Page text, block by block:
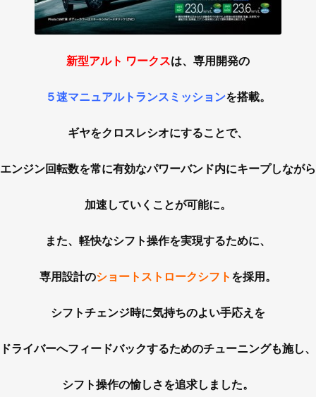
新型アルト ワークスは、専用開発の
５速マニュアルトランスミッションを搭載。
ギヤをクロスレシオにすることで、
エンジン回転数を常に有効なパワーバンド内にキープしながら
加速していくことが可能に。
また、軽快なシフト操作を実現するために、
専用設計のショートストロークシフト を採用。
シフトチェンジ時に気持ちのよい手応えを
ドライバーへフィードバックするためのチューニングも施し、
シフト操作の愉しさを追求しました。